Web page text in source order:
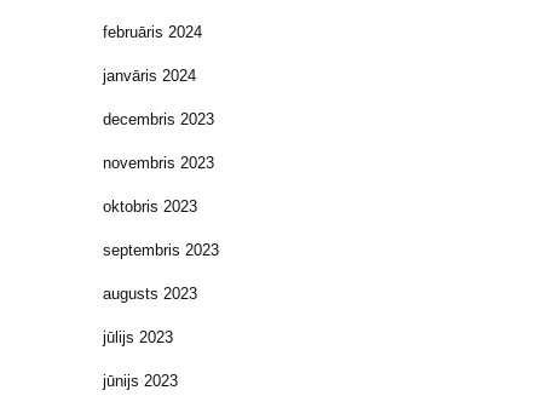
februāris 2024
janvāris 2024
decembris 2023
novembris 2023
oktobris 2023
septembris 2023
augusts 2023
jūlijs 2023
jūnijs 2023